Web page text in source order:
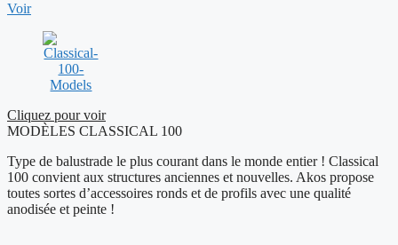
Voir
Cliquez pour voir
MODÈLES CLASSICAL 100
Type de balustrade le plus courant dans le monde entier ! Classical
100 convient aux structures anciennes et nouvelles. Akos propose
toutes sortes d’accessoires ronds et de profils avec une qualité
anodisée et peinte !